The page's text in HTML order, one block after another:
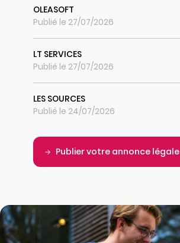
OLEASOFT
Publié le 27/07/2026
LT SERVICES
Publié le 27/07/2026
LES SOURCES
Publié le 24/07/2026
Publier votre annonce légale